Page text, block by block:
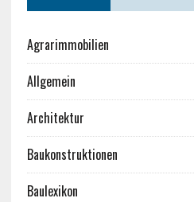
Agrarimmobilien
Allgemein
Architektur
Baukonstruktionen
Baulexikon